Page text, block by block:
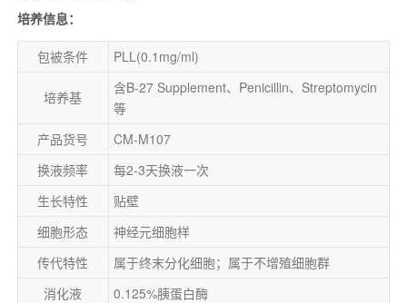
培养信息：
包被条件 PLL(0.1mg/ml)
培养基
含B-27 Supplement、Penicillin、Streptomycin
等
产品货号
CM-M107
换液频率
每2-3天换液一次
生长特性
贴壁
细胞形态
神经元细胞样
传代特性
属于终末分化细胞；属于不增殖细胞群
消化液
0.125%胰蛋白酶